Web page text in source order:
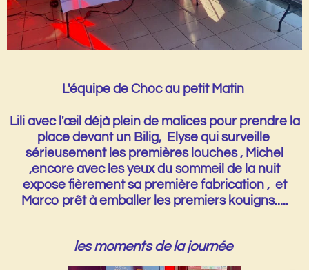
L'équipe de Choc au petit Matin
Lili avec l'œil déjà plein de malices pour prendre la
place devant un Bilig, Elyse qui surveille
sérieusement les premières louches , Michel
,encore avec les yeux du sommeil de la nuit
expose fièrement sa première fabrication , et
Marco prêt à emballer les premiers kouigns.....
les moments de la journée